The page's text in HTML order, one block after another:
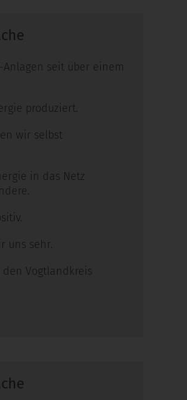
Anlagen seit über einem
produziert.
wir selbst
in das Netz
uns sehr.
Vogtlandkreis